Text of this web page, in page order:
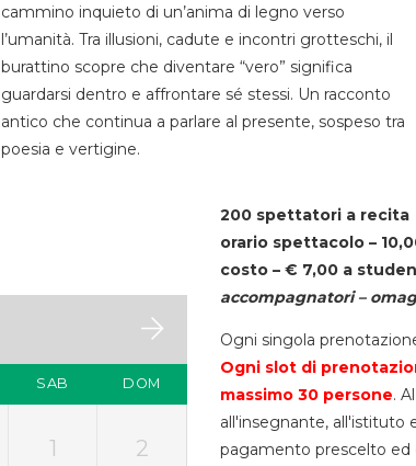
cammino inquieto di un’anima di legno verso
l’umanità. Tra illusioni, cadute e incontri grotteschi, il
burattino scopre che diventare “vero” significa
guardarsi dentro e affrontare sé stessi. Un racconto
antico che continua a parlare al presente, sospeso tra
poesia e vertigine.
SAB DOM
1 2
200 spettatori a recita
orario spettacolo –
costo – € 7,00 a
accompagnatori –
Ogni singola
Ogni slot di
massimo 30 persone.
all'insegnante, all'istituto
pagamento prescelto ed